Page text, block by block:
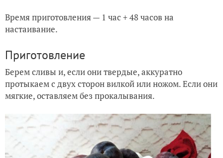
Время приготовления — 1 час + 48 часов на
настаивание.
Приготовление
Берем сливы и, если они твердые, аккуратно
протыкаем с двух сторон вилкой или ножом. Если они
мягкие, оставляем без прокалывания.